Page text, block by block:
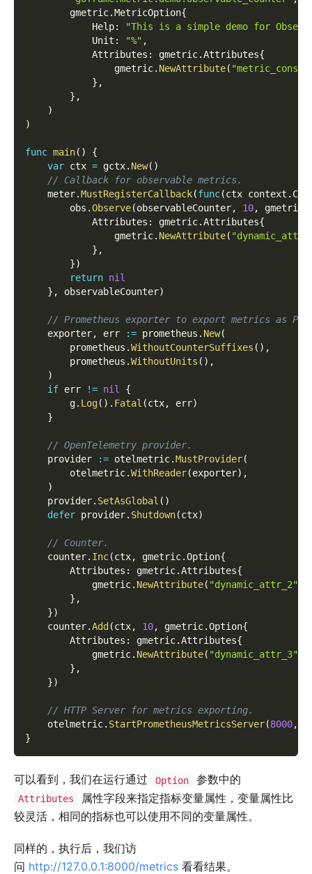
        gmetric
.MetricOption{
            Help
:
"This is a simple demo for
            Unit
: "%" ,
            Attributes
: gmetric.Attributes{
                gmetric
. NewAttribute(
} ,
} ,
)
)
func main( )
{
var ctx = gctx. New( )
// Callback for observable metrics.
    meter
.MustRegisterCallback(func(ctx context .
        obs
.Observe(observableCounter, 10, gmetric
            Attributes
: gmetric.Attributes{
                gmetric
. NewAttribute(
} ,
})
return nil
} , observableCounter)
// Prometheus exporter to export metrics as
    exporter
, err := prometheus . New(
        prometheus
.WithoutCounterSuffixes ( ) ,
        prometheus
.WithoutUnits ( ) ,
)
if err != nil
{
        g
. Log( ) . Fatal (ctx, err)
}
// OpenTelemetry provider.
    provider
:= otelmetric.MustProvider(
        otelmetric
.WithReader(exporter) ,
)
    provider
. SetAsGlobal ( )
defer provider. Shutdown(ctx)
// Counter.
    counter
. Inc(ctx, gmetric.Option{
        Attributes
: gmetric.Attributes{
            gmetric
. NewAttribute( "dynamic_attr_2"
} ,
})
    counter
.Add (ctx, 10, gmetric.Option{
        Attributes
: gmetric.Attributes{
            gmetric
. NewAttribute( "dynamic_attr_3"
} ,
})
// HTTP Server for metrics exporting.
    otelmetric
. StartPrometheusMetricsServer(8000,
}
可以看到，我们在运行通过 Option 参数中的
Attributes
属性字段来指定指标变量属性，变量属性比
较灵活，相同的指标也可以使用不同的变量属性。
同样的，执行后，我们访
问 http://127.0.0.1:8000/metrics 看看结果。